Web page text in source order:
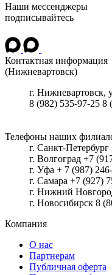
Наши мессенджеры
подписывайтесь
Контактная информация
(Нижневартовск)
г. Нижневартовск,
8 (982) 535-97-25 8
Телефоны наших
г. Санкт-
г. Волгоград +7
г. Уфа + 7 (987)
г. Самара +7 (927)
г. Нижний
г. Новосибирск 8
Компания
О нас
Партнерам
Публичная оферта